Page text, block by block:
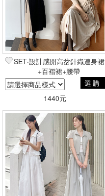
SET‧設計感開高岔針織連身裙
+百褶裙+腰帶
選購
1440元